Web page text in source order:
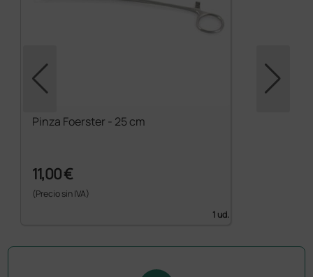
Pinza Foerster - 25 cm
11,00 €
(Precio sin IVA)
1 ud.